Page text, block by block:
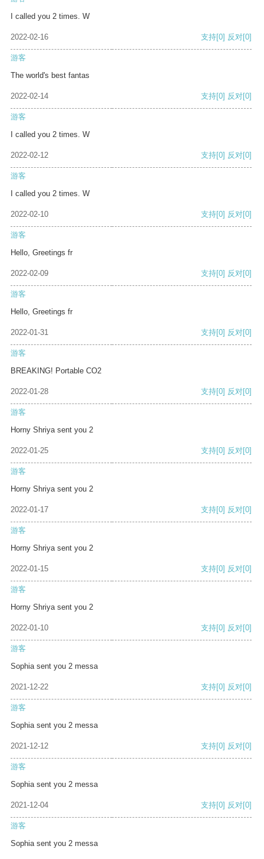
I called you 2 times. W
2022-02-16 支持[0] 反对[0]
游客
The world's best fantas
2022-02-14 支持[0] 反对[0]
游客
I called you 2 times. W
2022-02-12 支持[0] 反对[0]
游客
I called you 2 times. W
2022-02-10 支持[0] 反对[0]
游客
Hello, Greetings fr
2022-02-09 支持[0] 反对[0]
游客
Hello, Greetings fr
2022-01-31 支持[0] 反对[0]
游客
BREAKING! Portable CO2
2022-01-28 支持[0] 反对[0]
游客
Horny Shriya sent you 2
2022-01-25 支持[0] 反对[0]
游客
Horny Shriya sent you 2
2022-01-17 支持[0] 反对[0]
游客
Horny Shriya sent you 2
2022-01-15 支持[0] 反对[0]
游客
Horny Shriya sent you 2
2022-01-10 支持[0] 反对[0]
游客
Sophia sent you 2 messa
2021-12-22 支持[0] 反对[0]
游客
Sophia sent you 2 messa
2021-12-12 支持[0] 反对[0]
游客
Sophia sent you 2 messa
2021-12-04 支持[0] 反对[0]
游客
Sophia sent you 2 messa